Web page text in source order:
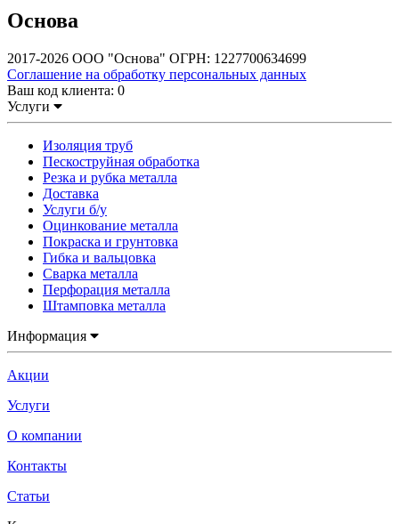
Основа
2017-2026 ООО "Основа" ОГРН: 1227700634699
Соглашение на обработку персональных данных
Ваш код клиента: 0
Услуги
Изоляция труб
Пескоструйная обработка
Резка и рубка металла
Доставка
Услуги б/у
Оцинкование металла
Покраска и грунтовка
Гибка и вальцовка
Сварка металла
Перфорация металла
Штамповка металла
Информация
Акции
Услуги
О компании
Контакты
Статьи